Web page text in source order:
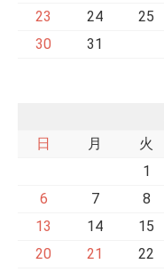
23 24 25
30
31
日
月 火
1
6
7 8
13
14 15
20
21 22